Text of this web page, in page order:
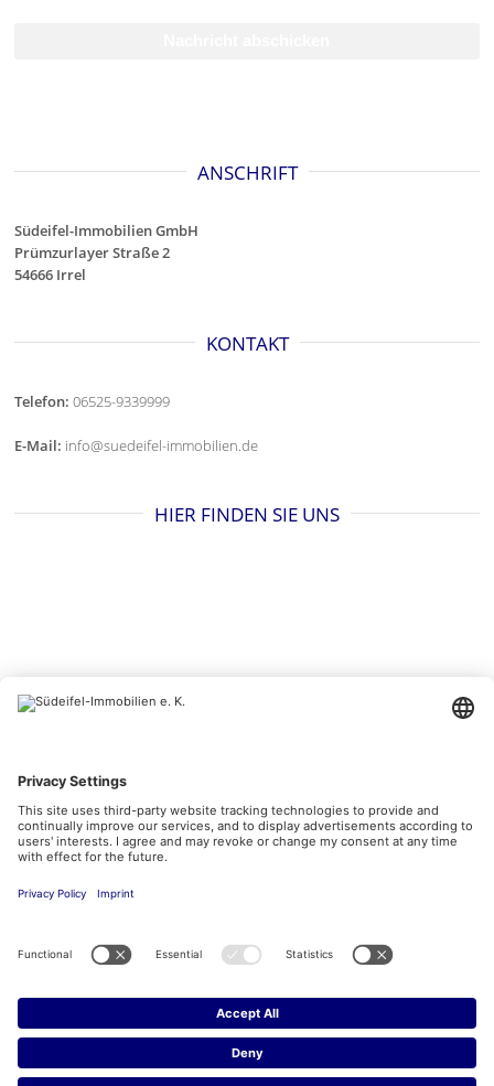
ANSCHRIFT
Südeifel-Immobilien GmbH
Prümzurlayer Straße 2
54666 Irrel
KONTAKT
Telefon: 06525-9339999
E-Mail: info@suedeifel-immobilien.de
HIER FINDEN SIE UNS
Impressum
Datenschutzerklärung
Datenschutzeinstellungen